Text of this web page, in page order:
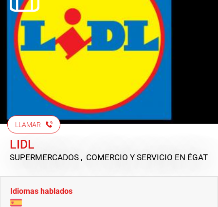
LLAMAR
LIDL
SUPERMERCADOS , COMERCIO Y SERVICIO EN ÉGAT
Idiomas hablados